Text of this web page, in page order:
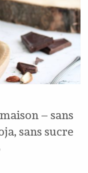
– sans
sans sucre